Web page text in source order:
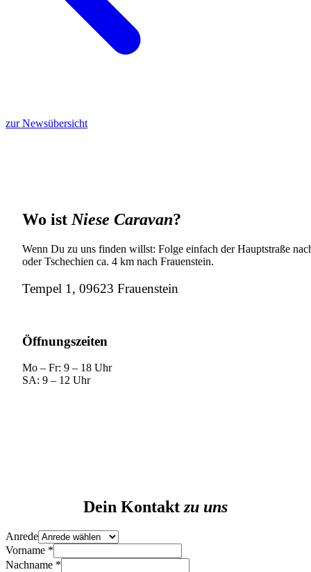
zur Newsübersicht
Wo ist Niese Caravan?
Wenn Du zu uns finden willst: Folge einfach der Hauptstraße
oder Tschechien ca. 4 km nach Frauenstein.
Tempel 1, 09623 Frauenstein
Öffnungszeiten
Mo – Fr: 9 – 18 Uhr
SA: 9 – 12 Uhr
Dein Kontaktzu uns
Anrede
Nachname
Layout
Anrede
Vorname *
Nachname *